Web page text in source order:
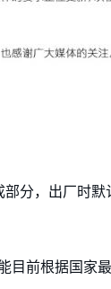
分，出厂时
前根据国家